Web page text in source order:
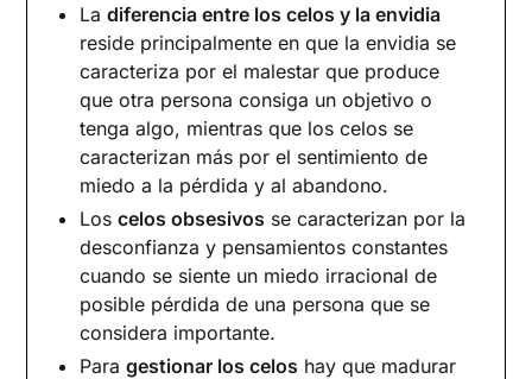
Celos en la mujer y celos en el hombre
Tipos de celos
Celos patológicos
Cómo superar los celos
Ladiferencia entre los celos y la envidia
reside principalmente en que la envidia se
caracteriza por el malestar que produce
que otra persona consiga un objetivo o
tenga algo, mientras que los celos se
caracterizan más por el sentimiento de
miedo a la pérdida y al abandono.
Loscelos obsesivos se caracterizan por la
desconfianza y pensamientos constantes
cuando se siente un miedo irracional de
posible pérdida de una persona que se
considera importante.
Paragestionar los celos hay que madurar